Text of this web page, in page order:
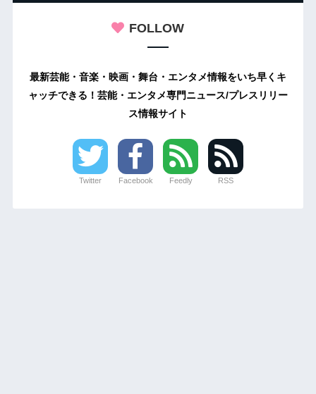
FOLLOW
最新芸能・音楽・映画・舞台・エンタメ情報をいち早くキ
ャッチできる！芸能・エンタメ専門ニュース/プレスリリー
ス情報サイト
Twitter Facebook Feedly RSS